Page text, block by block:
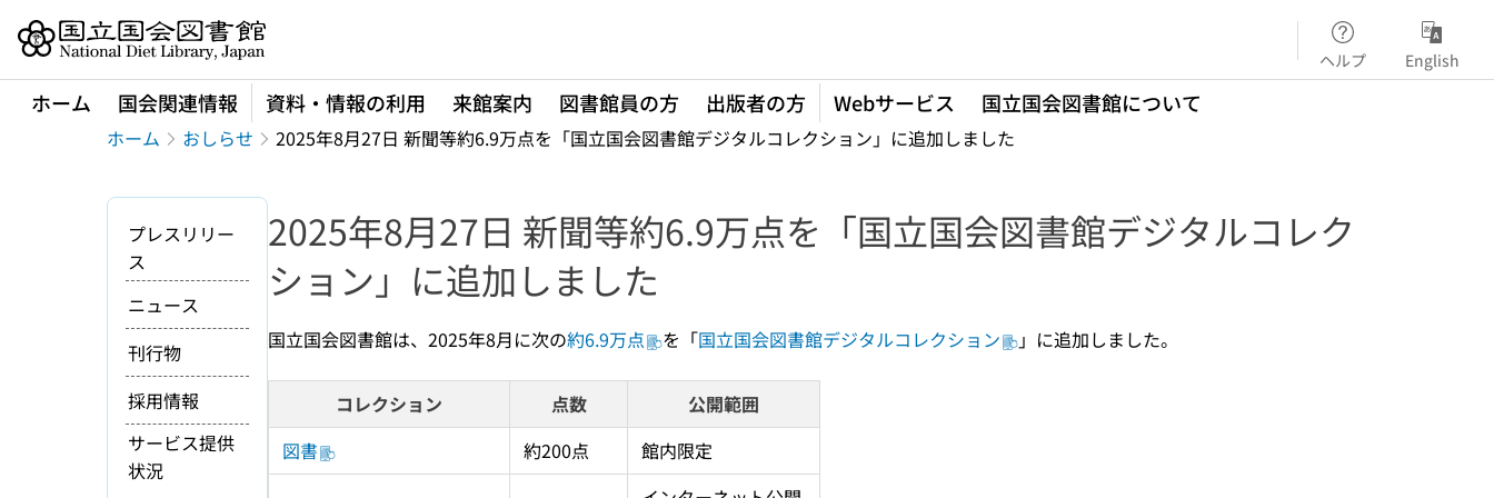
本文へ移動
ヘルプ English
ホーム 国会関連情報 資料・情報の利用 来館案内 図書館員の方 出版者の方 Webサービス 国立国会図書館について
ホーム おしらせ 2025年8月27日 新聞等約6.9万点を「国立国会図書館デジタルコレクション」に追加しました
2025年8月27日 新聞等約6.9万点を「国立国会図書館デジタルコレク
ション」に追加しました
国立国会図書館は、2025年8月に次の約6.9万点 を「国立国会図書館デジタルコレクション 」に追加しました。
コレクション 点数
公開範囲
図書
約200点 館内限定
プレスリリー
ス
ニュース
刊行物
採用情報
サービス提供
状況